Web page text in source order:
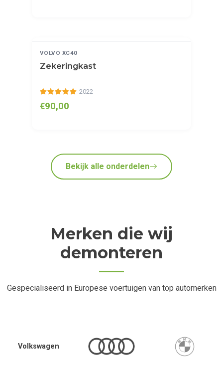
GETEST
VOLVO XC40
Zekeringkast
2022
€90,00
Bekijk alle onderdelen
Merken die wij
demonteren
Gespecialiseerd in Europese voertuigen van top automerken
Volkswagen